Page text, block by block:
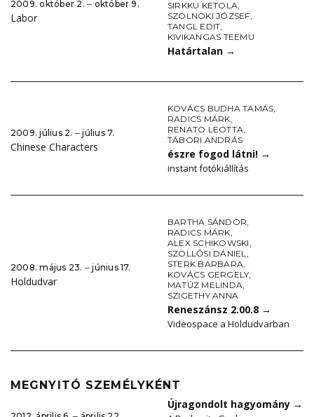
2009. október 2. ‒ október 9.
Labor
SIRKKU KETOLA,
SZOLNOKI JÓZSEF,
TANGL EDIT,
KIVIKANGAS TEEMU
Határtalan →
2009. július 2. ‒ július 7.
Chinese Characters
KOVÁCS BUDHA TAMÁS,
RADICS MÁRK,
RENATO LEOTTA,
TÁBORI ANDRÁS
észre fogod látni! →
instant fotókiállítás
2008. május 23. ‒ június 17.
Holdudvar
BARTHA SÁNDOR,
RADICS MÁRK,
ALEX SCHIKOWSKI,
SZÖLLŐSI DÁNIEL,
STERK BARBARA,
KOVÁCS GERGELY,
MATÚZ MELINDA,
SZIGETHY ANNA
Reneszánsz 2.00.8 →
Videospace a Holdudvarban
MEGNYITÓ SZEMÉLYKÉNT
Újragondolt hagyomány →